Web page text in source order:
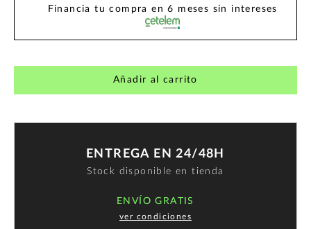
Financia tu compra en 6 meses sin intereses
Añadir al carrito
ENTREGA EN 24/48H
Stock disponible en tienda
ENVÍO GRATIS
ver condiciones